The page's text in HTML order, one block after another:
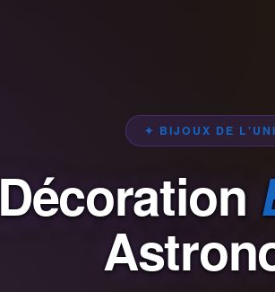
✦ BIJOUX DE
Décoration